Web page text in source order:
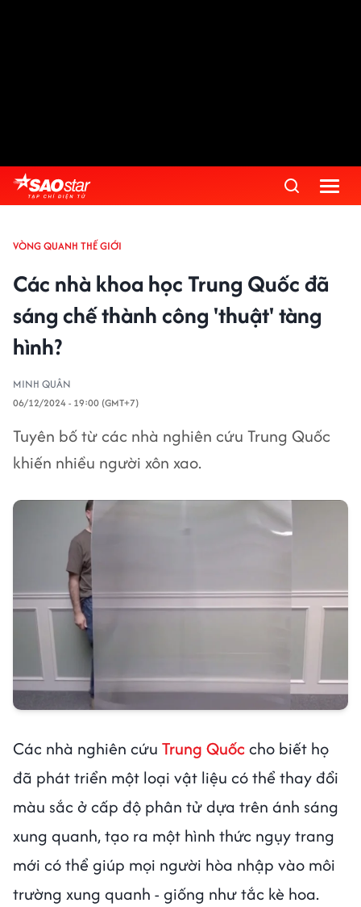
VÒNG QUANH THẾ GIỚI
Các nhà khoa học Trung Quốc đã
sáng chế thành công 'thuật' tàng
hình?
MINH QUÂN
06/12/2024 - 19:00 (GMT+7)
Tuyên bố từ các nhà nghiên cứu Trung Quốc
khiến nhiều người xôn xao.
Các nhà nghiên cứu Trung Quốccho biết họ
đã phát triển một loại vật liệu có thể thay đổi
màu sắc ở cấp độ phân tử dựa trên ánh sáng
xung quanh, tạo ra một hình thức ngụy trang
mới có thể giúp mọi người hòa nhập vào môi
trường xung quanh - giống như tắc kè hoa.